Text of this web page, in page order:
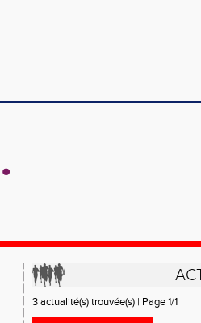
3 actualité(s) trouvée(s) | Page 1/1